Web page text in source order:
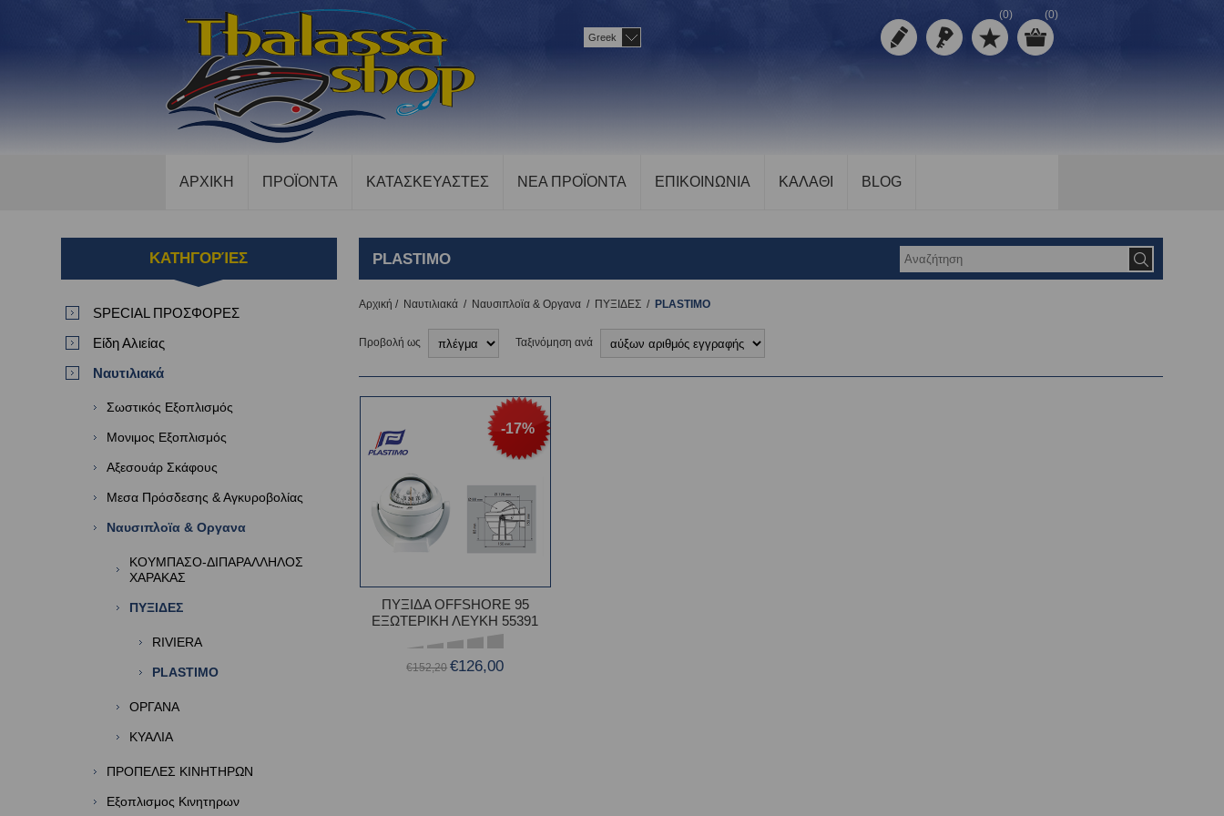
(0) (0)
Greek
ΑΡΧΙΚΗ ΠΡΟΪΟΝΤΑ ΚΑΤΑΣΚΕΥΑΣΤΕΣ ΝΕΑ ΠΡΟΪΟΝΤΑ ΕΠΙΚΟΙΝΩΝΙΑ ΚΑΛΑΘΙ BLOG
PLASTIMO
Αρχική / Ναυτιλιακά / Ναυσιπλοϊα & Οργανα / ΠΥΞΙΔΕΣ / PLASTIMO
Προβολή ως Ταξινόμηση ανά
-17%
ΠΥΞΙΔΑ OFFSHORE 95
ΕΞΩΤΕΡΙΚΗ ΛΕΥΚΗ 55391
€152,20 €126,00
ΚΑΤΗΓΟΡΊΕΣ
SPECIAL ΠΡΟΣΦΟΡΕΣ
Είδη Αλιείας
Ναυτιλιακά
Σωστικός Εξοπλισμός
Μονιμος Εξοπλισμός
Αξεσουάρ Σκάφους
Μεσα Πρόσδεσης & Αγκυροβολίας
Ναυσιπλοϊα & Οργανα
ΚΟΥΜΠΑΣΟ-ΔΙΠΑΡΑΛΛΗΛΟΣ
ΧΑΡΑΚΑΣ
ΠΥΞΙΔΕΣ
RIVIERA
PLASTIMO
ΟΡΓΑΝΑ
ΚΥΑΛΙΑ
ΠΡΟΠΕΛΕΣ ΚΙΝΗΤΗΡΩΝ
Εξοπλισμος Κινητηρων